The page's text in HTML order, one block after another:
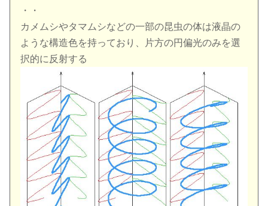
・・
カメムシやタマムシなどの一部の昆虫の体は液晶の
ような構造色を持っており、片方の円偏光のみを選
択的に反射する